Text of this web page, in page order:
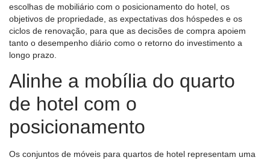
escolhas de mobiliário com o posicionamento do hotel, os
objetivos de propriedade, as expectativas dos hóspedes e os
ciclos de renovação, para que as decisões de compra apoiem
tanto o desempenho diário como o retorno do investimento a
longo prazo.
Alinhe a mobília do quarto
de hotel com o
posicionamento
Os conjuntos de móveis para quartos de hotel representam uma